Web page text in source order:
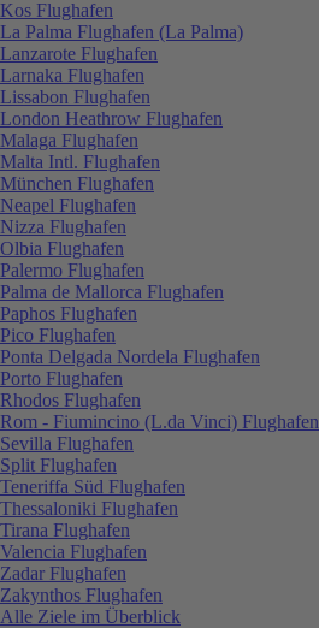
Kos Flughafen
La Palma Flughafen (La Palma)
Lanzarote Flughafen
Larnaka Flughafen
Lissabon Flughafen
London Heathrow Flughafen
Malaga Flughafen
Malta Intl. Flughafen
München Flughafen
Neapel Flughafen
Nizza Flughafen
Olbia Flughafen
Palermo Flughafen
Palma de Mallorca Flughafen
Paphos Flughafen
Pico Flughafen
Ponta Delgada Nordela Flughafen
Porto Flughafen
Rhodos Flughafen
Rom - Fiumincino (L.da Vinci) Flughafen
Sevilla Flughafen
Split Flughafen
Teneriffa Süd Flughafen
Thessaloniki Flughafen
Tirana Flughafen
Valencia Flughafen
Zadar Flughafen
Zakynthos Flughafen
Alle Ziele im Überblick